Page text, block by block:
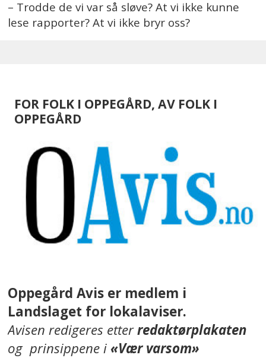
– Trodde de vi var så sløve? At vi ikke kunne
lese rapporter? At vi ikke bryr oss?
FOR FOLK I OPPEGÅRD, AV FOLK I
OPPEGÅRD
Oppegård Avis er medlem i
Landslaget for lokalaviser.
Avisen redigeres etterredaktørplakaten
og prinsippene i«Vær varsom»